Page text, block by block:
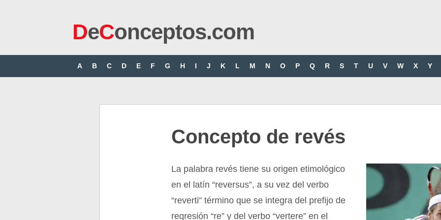
DeConceptos.com
A B C D E F G H I J K L M N O P Q R S T U V W X Y
Concepto de revés
La palabra revés tiene su origen etimológico
en el latín “reversus”, a su vez del verbo
“reverti” término que se integra del prefijo de
regresión “re” y del verbo “vertere” en el